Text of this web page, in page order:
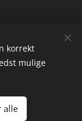
korrekt
mulige
alle